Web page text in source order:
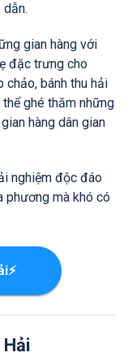
gian hàng với
đặc trưng cho
chảo, bánh thu hải
ghé thăm những
hàng dân gian
nghiệm độc đáo
phương mà khó có